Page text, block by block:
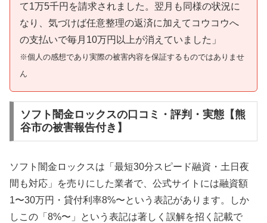
て1万5千円を請求されました。翌月も同様の状況に
なり、気づけば任意整理の返済に加えてコウコウへ
の支払いで毎月10万円以上が消えていました」
※個人の感想であり実際の被害内容を保証するものではありませ
ん
ソフト闇金ロックスの口コミ・評判・実態【熊
谷市の被害報告付き】
ソフト闇金ロックスは「最短30分スピード融資・土日夜
間も対応」を売りにした業者で、公式サイトには融資額
1〜30万円・貸付利率8%〜という表記があります。しか
しこの「8%〜」という表記は著しく誤解を招く記載で